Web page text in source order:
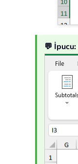
💬 İpucu: